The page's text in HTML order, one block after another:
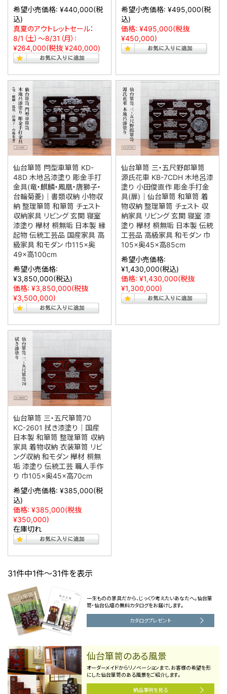
希望小売価格: ¥440,000(税
込)
真夏のアウトレットセール：
8/1（土）～8/31（月）:
¥264,000(税抜 ¥240,000)
希望小売価格: ¥495,000(税
込)
価格: ¥495,000(税抜
¥450,000)
仙台箪笥 閂型車箪笥 KD-
48D 木地呂漆塗り 彫金手打
金具(竜・麒麟・鳳凰・唐獅子・
台輪菊菱)｜書類収納 小物収
納 整理箪笥 和箪笥 チェスト
収納家具 リビング 玄関 寝室
漆塗り 欅材 桐無垢 日本製 縁
起物 伝統工芸品 国産家具 高
級家具 和モダン 巾115×奥
49×高100cm
希望小売価格:
¥3,850,000(税込)
価格: ¥3,850,000(税抜
¥3,500,000)
仙台箪笥 三・五尺野郎箪笥
源氏花車 KB-7CDH 木地呂漆
塗り 小田俊直作 彫金手打金
具(扉)｜仙台箪笥 和箪笥 着
物収納 整理箪笥 チェスト 収
納家具 リビング 玄関 寝室 漆
塗り 欅材 桐無垢 日本製 伝統
工芸品 高級家具 和モダン 巾
105×奥45×高85cm
希望小売価格:
¥1,430,000(税込)
価格: ¥1,430,000(税抜
¥1,300,000)
仙台箪笥 三・五尺箪笥70
KC-2601 拭き漆塗り｜国産
日本製 和箪笥 整理箪笥 収納
家具 着物収納 衣装箪笥 リビ
ング収納 和モダン 欅材 桐無
垢 漆塗り 伝統工芸 職人手作
り 巾105×奥45×高70cm
希望小売価格: ¥385,000(税
込)
価格: ¥385,000(税抜
¥350,000)
在庫切れ
31件中1件～31件を表示
一生ものの家具だから、じっくり考えたいあなたへ。仙台箪
笥・仙台仏壇の無料カタログをお届けします。
カタログプレゼント
仙台箪笥のある風景
オーダーメイドからリノベーションまで、お客様の希望を形
にした仙台箪笥のある風景をご紹介します。
納品事例を見る